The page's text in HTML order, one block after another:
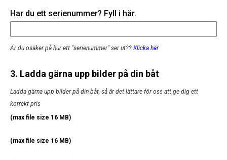
Har du ett serienummer? Fyll i här.
Är du osäker på hur ett "serienummer" ser ut?? Klicka här
3. Ladda gärna upp bilder på din båt
Ladda gärna upp bilder på din båt, så är det lättare för oss att ge dig ett
korrekt pris
(max file size 16 MB)
(max file size 16 MB)